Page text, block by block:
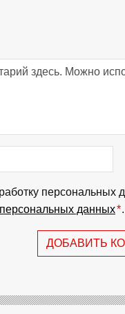
персональных
данных*.
ДОБАВИТЬ